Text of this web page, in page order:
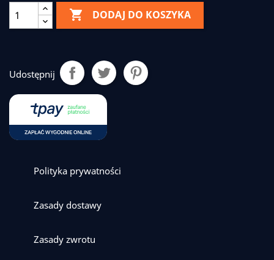
 DODAJ DO KOSZYKA
Udostępnij
Polityka prywatności
Zasady dostawy
Zasady zwrotu